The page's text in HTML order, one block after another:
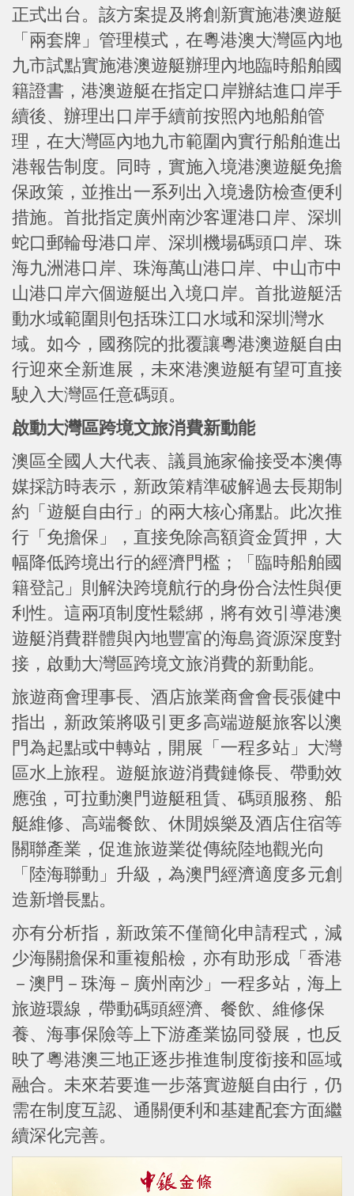
正式出台。該方案提及將創新實施港澳遊艇
「兩套牌」管理模式，在粵港澳大灣區內地
九市試點實施港澳遊艇辦理內地臨時船舶國
籍證書，港澳遊艇在指定口岸辦結進口岸手
續後、辦理出口岸手續前按照內地船舶管
理，在大灣區內地九市範圍內實行船舶進出
港報告制度。同時，實施入境港澳遊艇免擔
保政策，並推出一系列出入境邊防檢查便利
措施。首批指定廣州南沙客運港口岸、深圳
蛇口郵輪母港口岸、深圳機場碼頭口岸、珠
海九洲港口岸、珠海萬山港口岸、中山市中
山港口岸六個遊艇出入境口岸。首批遊艇活
動水域範圍則包括珠江口水域和深圳灣水
域。如今，國務院的批覆讓粵港澳遊艇自由
行迎來全新進展，未來港澳遊艇有望可直接
駛入大灣區任意碼頭。
啟動大灣區跨境文旅消費新動能
澳區全國人大代表、議員施家倫接受本澳傳
媒採訪時表示，新政策精準破解過去長期制
約「遊艇自由行」的兩大核心痛點。此次推
行「免擔保」，直接免除高額資金質押，大
幅降低跨境出行的經濟門檻；「臨時船舶國
籍登記」則解決跨境航行的身份合法性與便
利性。這兩項制度性鬆綁，將有效引導港澳
遊艇消費群體與內地豐富的海島資源深度對
接，啟動大灣區跨境文旅消費的新動能。
旅遊商會理事長、酒店旅業商會會長張健中
指出，新政策將吸引更多高端遊艇旅客以澳
門為起點或中轉站，開展「一程多站」大灣
區水上旅程。遊艇旅遊消費鏈條長、帶動效
應強，可拉動澳門遊艇租賃、碼頭服務、船
艇維修、高端餐飲、休閒娛樂及酒店住宿等
關聯產業，促進旅遊業從傳統陸地觀光向
「陸海聯動」升級，為澳門經濟適度多元創
造新增長點。
亦有分析指，新政策不僅簡化申請程式，減
少海關擔保和重複船檢，亦有助形成「香港
－澳門－珠海－廣州南沙」一程多站，海上
旅遊環線，帶動碼頭經濟、餐飲、維修保
養、海事保險等上下游產業協同發展，也反
映了粵港澳三地正逐步推進制度銜接和區域
融合。未來若要進一步落實遊艇自由行，仍
需在制度互認、通關便利和基建配套方面繼
續深化完善。